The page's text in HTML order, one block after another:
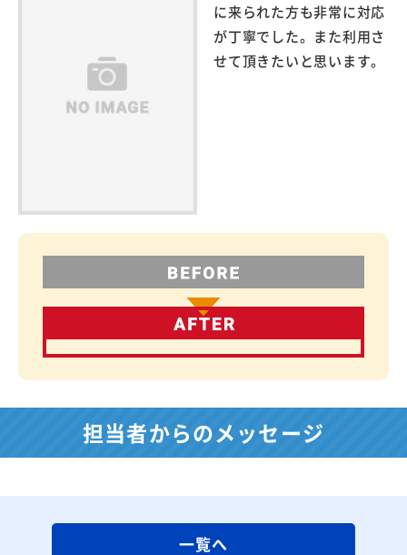
に来られた方も非常に対応
が丁寧でした。また利用さ
せて頂きたいと思います。
担当者からのメッセージ
一覧へ